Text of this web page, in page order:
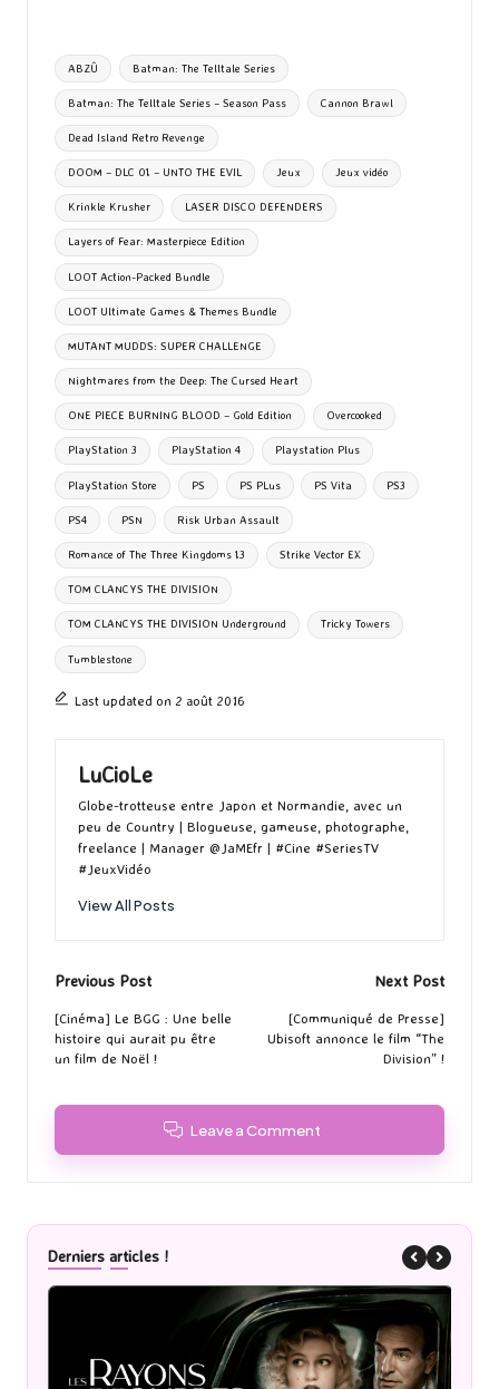
o
o
k
d
o
n
l
ky bl
r
ta
g
er
Tags:
ABZÛ Batman: The Telltale Series
Batman: The Telltale Series – Season Pass Cannon Brawl
Dead Island Retro Revenge
DOOM – DLC 01 – UNTO THE EVIL Jeux Jeux vidéo
Krinkle Krusher LASER DISCO DEFENDERS
Layers of Fear: Masterpiece Edition
LOOT Action-Packed Bundle
LOOT Ultimate Games & Themes Bundle
MUTANT MUDDS: SUPER CHALLENGE
Nightmares from the Deep: The Cursed Heart
ONE PIECE BURNING BLOOD – Gold Edition Overcooked
PlayStation 3 PlayStation 4 Playstation Plus
PlayStation Store PS PS PLus PS Vita PS3
PS4 PSN Risk Urban Assault
Romance of The Three Kingdoms 13 Strike Vector EX
TOM CLANCYS THE DIVISION
TOM CLANCYS THE DIVISION Underground Tricky Towers
Tumblestone
Last updated on 2 août 2016
LuCioLe
Globe-trotteuse entre Japon et Normandie, avec un
peu de Country | Blogueuse, gameuse, photographe,
freelance | Manager @JaMEfr | #Cine #SeriesTV
#JeuxVidéo
View All Posts
Post
navigation
Previous Post
[Cinéma] Le BGG : Une belle
histoire qui aurait pu être
un film de Noël !
Next Post
[Communiqué de Presse]
Ubisoft annonce le film “The
Division” !
Leave a Comment
Derniers articles !